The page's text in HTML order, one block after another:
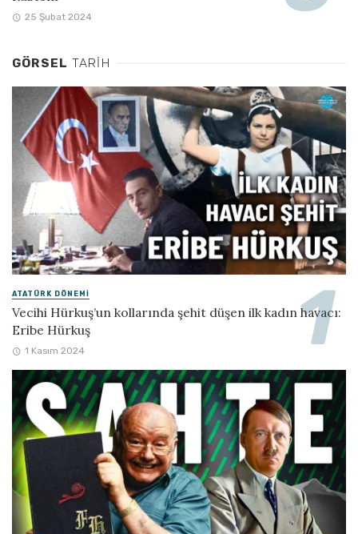
25 Şubat 2024
GÖRSEL TARIH
ATATÜRK DÖNEMI
Vecihi Hürkuş’un kollarında şehit düşen ilk kadın havacı:
Eribe Hürkuş
1 Kasım 2024